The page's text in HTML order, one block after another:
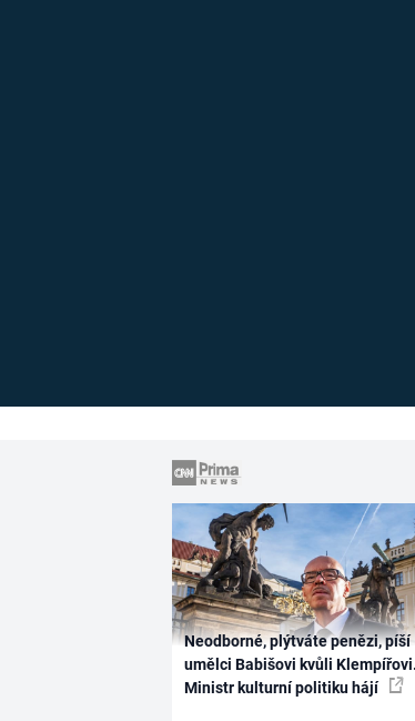
Neodborné, plýtváte penězi, píší
umělci Babišovi kvůli Klempířovi.
Ministr kulturní politiku hájí